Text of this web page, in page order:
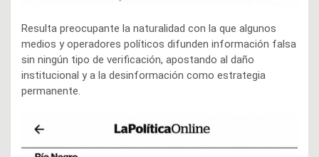
Resulta preocupante la naturalidad con la que algunos
medios y operadores políticos difunden información falsa
sin ningún tipo de verificación, apostando al daño
institucional y a la desinformación como estrategia
permanente.